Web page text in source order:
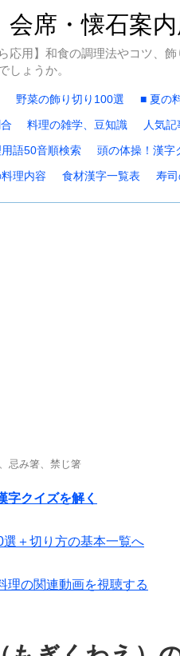
会席・懐石案
応用】和食の調理法やコツ、
しょうか。
野菜の飾り切り100選 ■ 夏の
料理の雑学、豆知識 人気記
語50音順検索 頭の体操！漢字
理内容 食材漢字一覧表 寿
忌み箸、禁じ箸
字クイズを解く
＋切り方の基本一覧へ
理の関連動画を視聴する